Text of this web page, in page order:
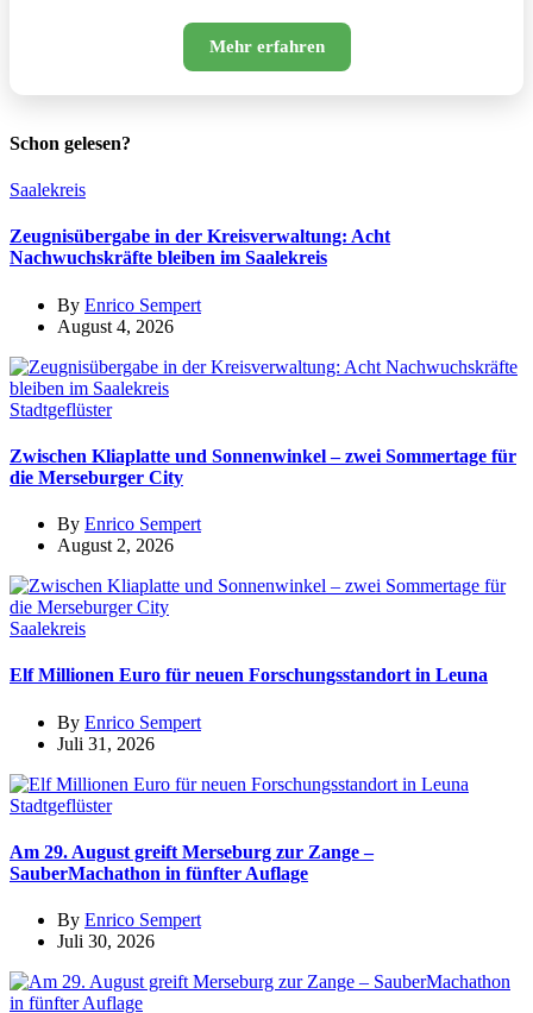
Mehr erfahren
Schon gelesen?
Saalekreis
Zeugnisübergabe in der Kreisverwaltung: Acht
Nachwuchskräfte bleiben im Saalekreis
By Enrico Sempert
August 4, 2026
Stadtgeflüster
Zwischen Kliaplatte und Sonnenwinkel – zwei Sommertage für
die Merseburger City
By Enrico Sempert
August 2, 2026
Saalekreis
Elf Millionen Euro für neuen Forschungsstandort in Leuna
By Enrico Sempert
Juli 31, 2026
Stadtgeflüster
Am 29. August greift Merseburg zur Zange –
SauberMachathon in fünfter Auflage
By Enrico Sempert
Juli 30, 2026